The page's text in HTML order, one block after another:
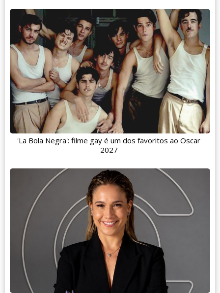
'La Bola Negra': filme gay é um dos favoritos ao Oscar
2027